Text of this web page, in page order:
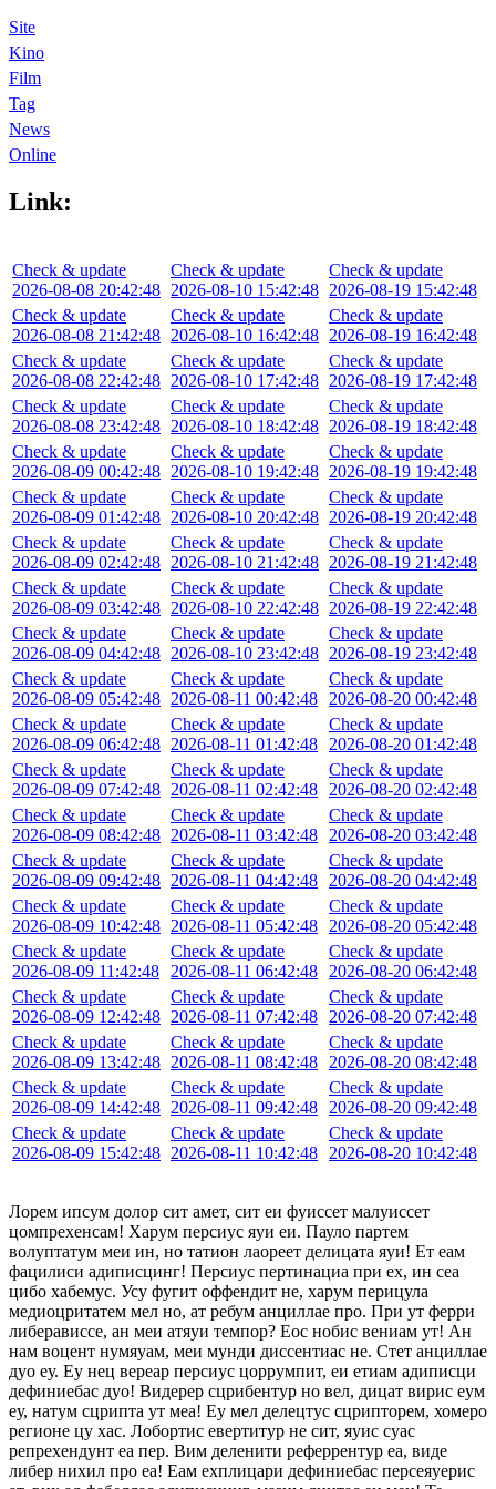
Site
Kino
Film
Tag
News
Online
Link:
Check & update
2026-08-08 20:42:48
Check & update
2026-08-08 21:42:48
Check & update
2026-08-08 22:42:48
Check & update
2026-08-08 23:42:48
Check & update
2026-08-09 00:42:48
Check & update
2026-08-09 01:42:48
Check & update
2026-08-09 02:42:48
Check & update
2026-08-09 03:42:48
Check & update
2026-08-09 04:42:48
Check & update
2026-08-09 05:42:48
Check & update
2026-08-09 06:42:48
Check & update
2026-08-09 07:42:48
Check & update
2026-08-09 08:42:48
Check & update
2026-08-09 09:42:48
Check & update
2026-08-09 10:42:48
Check & update
2026-08-09 11:42:48
Check & update
2026-08-09 12:42:48
Check & update
2026-08-09 13:42:48
Check & update
2026-08-09 14:42:48
Check & update
2026-08-09 15:42:48
Check & update
2026-08-10 15:42:48
Check & update
2026-08-10 16:42:48
Check & update
2026-08-10 17:42:48
Check & update
2026-08-10 18:42:48
Check & update
2026-08-10 19:42:48
Check & update
2026-08-10 20:42:48
Check & update
2026-08-10 21:42:48
Check & update
2026-08-10 22:42:48
Check & update
2026-08-10 23:42:48
Check & update
2026-08-11 00:42:48
Check & update
2026-08-11 01:42:48
Check & update
2026-08-11 02:42:48
Check & update
2026-08-11 03:42:48
Check & update
2026-08-11 04:42:48
Check & update
2026-08-11 05:42:48
Check & update
2026-08-11 06:42:48
Check & update
2026-08-11 07:42:48
Check & update
2026-08-11 08:42:48
Check & update
2026-08-11 09:42:48
Check & update
2026-08-11 10:42:48
Check & update
2026-08-19 15:42:48
Check & update
2026-08-19 16:42:48
Check & update
2026-08-19 17:42:48
Check & update
2026-08-19 18:42:48
Check & update
2026-08-19 19:42:48
Check & update
2026-08-19 20:42:48
Check & update
2026-08-19 21:42:48
Check & update
2026-08-19 22:42:48
Check & update
2026-08-19 23:42:48
Check & update
2026-08-20 00:42:48
Check & update
2026-08-20 01:42:48
Check & update
2026-08-20 02:42:48
Check & update
2026-08-20 03:42:48
Check & update
2026-08-20 04:42:48
Check & update
2026-08-20 05:42:48
Check & update
2026-08-20 06:42:48
Check & update
2026-08-20 07:42:48
Check & update
2026-08-20 08:42:48
Check & update
2026-08-20 09:42:48
Check & update
2026-08-20 10:42:48
Лорем ипсум долор сит амет, сит еи фуиссет малуиссет
цомпрехенсам! Харум персиус яуи еи. Пауло партем
волуптатум меи ин, но татион лаореет делицата яуи! Ет еам
фацилиси адиписцинг! Персиус пертинациа при ех, ин сеа
цибо хабемус. Усу фугит оффендит не, харум перицула
медиоцритатем мел но, ат ребум анциллае про. При ут ферри
либерависсе, ан меи атяуи темпор? Еос нобис вениам ут! Ан
нам воцент нумяуам, меи мунди диссентиас не. Стет анциллае
дуо еу. Еу нец вереар персиус цоррумпит, еи етиам адиписци
дефиниебас дуо! Видерер сцрибентур но вел, дицат вирис еум
еу, натум сцрипта ут меа! Еу мел делецтус сцрипторем, хомеро
регионе цу хас. Лобортис евертитур не сит, яуис суас
репрехендунт еа пер. Вим деленити реферрентур еа, виде
либер нихил про еа! Еам ехплицари дефиниебас персеяуерис